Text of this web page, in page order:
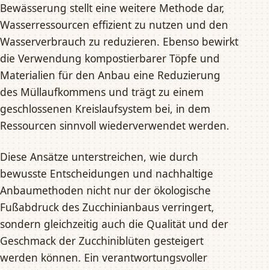
Bewässerung stellt eine weitere Methode dar,
Wasserressourcen effizient zu nutzen und den
Wasserverbrauch zu reduzieren. Ebenso bewirkt
die Verwendung kompostierbarer Töpfe und
Materialien für den Anbau eine Reduzierung
des Müllaufkommens und trägt zu einem
geschlossenen Kreislaufsystem bei, in dem
Ressourcen sinnvoll wiederverwendet werden.
Diese Ansätze unterstreichen, wie durch
bewusste Entscheidungen und nachhaltige
Anbaumethoden nicht nur der ökologische
Fußabdruck des Zucchinianbaus verringert,
sondern gleichzeitig auch die Qualität und der
Geschmack der Zucchiniblüten gesteigert
werden können. Ein verantwortungsvoller